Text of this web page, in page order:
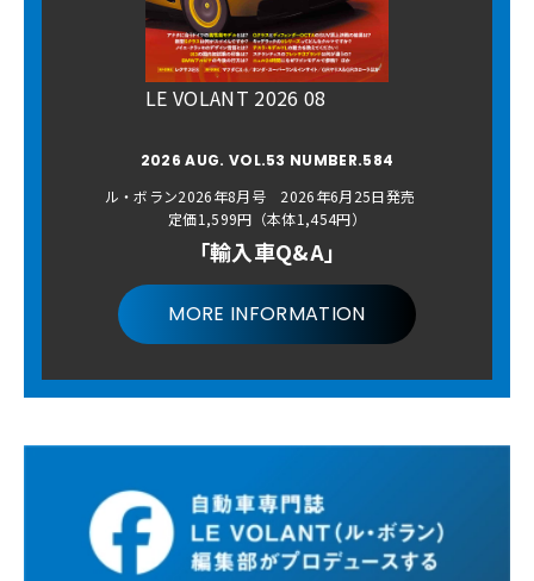
LE VOLANT 2026 08
2026 AUG. VOL.53 NUMBER.584
ル・ボラン2026年8月号 2026年6月25日発売
定価1,599円（本体1,454円）
「輸入車Q&A」
MORE INFORMATION